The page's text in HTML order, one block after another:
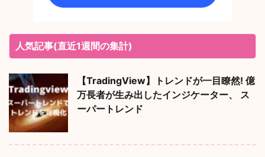
人気記事(直近1週間の集計)
【TradingView】トレンドが一目瞭然! 億
万長者が生み出したインジケーター、 ス
ーパートレンド